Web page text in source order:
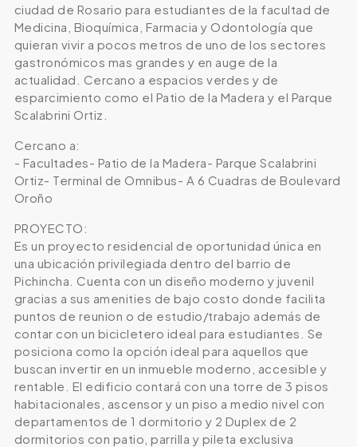
ciudad de Rosario para estudiantes de la facultad de
Medicina, Bioquímica, Farmacia y Odontología que
quieran vivir a pocos metros de uno de los sectores
gastronómicos mas grandes y en auge de la
actualidad. Cercano a espacios verdes y de
esparcimiento como el Patio de la Madera y el Parque
Scalabrini Ortiz.
Cercano a:
- Facultades- Patio de la Madera- Parque Scalabrini
Ortiz- Terminal de Omnibus- A 6 Cuadras de Boulevard
Oroño
PROYECTO:
Es un proyecto residencial de oportunidad única en
una ubicación privilegiada dentro del barrio de
Pichincha. Cuenta con un diseño moderno y juvenil
gracias a sus amenities de bajo costo donde facilita
puntos de reunion o de estudio/trabajo además de
contar con un bicicletero ideal para estudiantes. Se
posiciona como la opción ideal para aquellos que
buscan invertir en un inmueble moderno, accesible y
rentable. El edificio contará con una torre de 3 pisos
habitacionales, ascensor y un piso a medio nivel con
departamentos de 1 dormitorio y 2 Duplex de 2
dormitorios con patio, parrilla y pileta exclusiva